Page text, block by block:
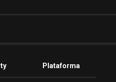
Plataforma